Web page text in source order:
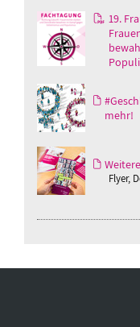
19.
mehr!
Flyer,